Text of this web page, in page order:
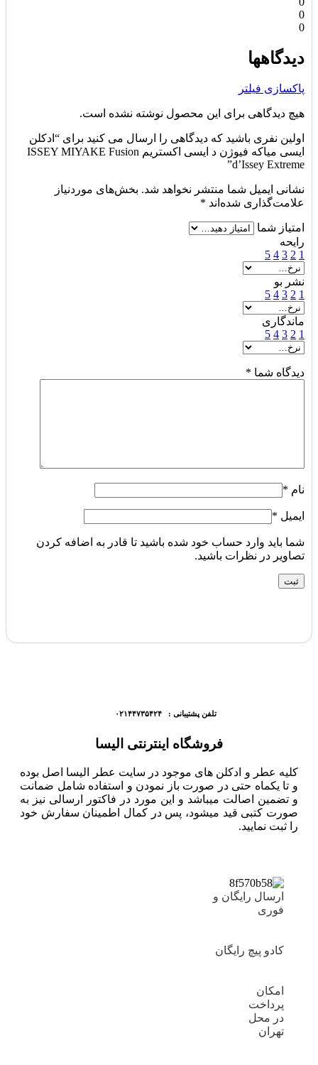
0
0
دیدگاهها
پاکسازی فیلتر
هیچ دیدگاهی برای این محصول نوشته نشده است.
اولین نفری باشید که دیدگاهی را ارسال می کنید برای “ادکلن
ایسی میاکه فیوژن د ایسی اکستریم ISSEY MIYAKE Fusion
d’Issey Extreme”
نشانی ایمیل شما منتشر نخواهد شد. بخش‌های موردنیاز
علامت‌گذاری شده‌اند *
امتیاز شما
رایحه
1
2
3
4
5
نشر بو
1
2
3
4
5
ماندگاری
1
2
3
4
5
دیدگاه شما *
نام *
ایمیل *
شما باید وارد حساب خود شده باشید تا قادر به اضافه کردن
تصاویر در نظرات باشید.
تلفن پشتیبانی : ۰۲۱۴۴۷۳۵۴۲۴
فروشگاه اینترنتی الیسا
کلیه عطر و ادکلن های موجود در سایت عطر الیسا اصل بوده
و تا یکماه حتی در صورت باز نمودن و استفاده شامل ضمانت
و تضمین اصالت میباشد و این مورد در فاکتور ارسالی نیز به
صورت کتبی قید میشود، پس در کمال اطمینان سفارش خود
را ثبت نمایید.
ارسال رایگان و
فوری
کادو پیچ رایگان
امکان
پرداخت
در محل
تهران